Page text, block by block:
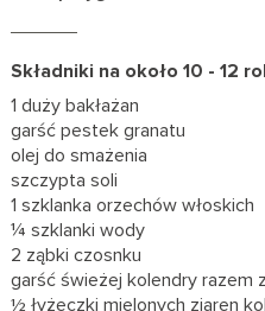
Składniki na około 10 - 12
1 duży bakłażan
garść pestek granatu
olej do smażenia
szczypta soli
1 szklanka orzechów włoskich
¼ szklanki wody
2 ząbki czosnku
garść świeżej kolendry razem
½ łyżeczki mielonych ziaren